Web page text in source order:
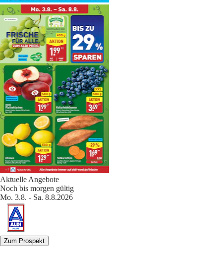
Aktuelle Angebote
Noch bis morgen gültig
Mo. 3.8. - Sa. 8.8.2026
Zum Prospekt